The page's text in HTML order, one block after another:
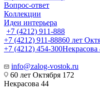
Вопрос-ответ
Коллекции
Идеи интерьера
+7 (4212) 911-888
+7 (4212) 911-88860 лет
+7 (4212) 454-300Некрасова
info@zalog-vostok.ru
60 лет Октября 172
Некрасова 44